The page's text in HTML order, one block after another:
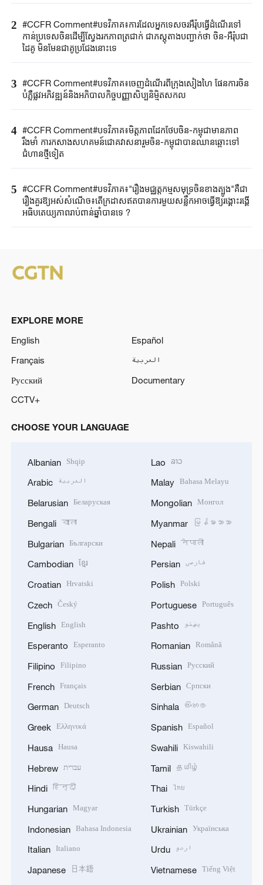
2 #CCFR ​Comment#បទវិភាគ​៖ការ​ដែល​​អ្នកទេសចរអឺរ៉ុប​ធ្វើដំណើរ​ទៅ
កាន់ប្រទេសចិន​ដើម្បីស្វែងរក​ភាពត្រជាក់​ ជាភស្តុតាង​បញ្ជាក់ថា​ ចិន-អឺរ៉ុប​ជា
ដៃគូ មិនមែនជា​គូប្រជែងនោះ​ទេ​
3 #CCFR ​Comment#បទវិភាគ​៖ចេញដំណើរ​ពី​ក្រុងសៀងហៃ ​ផែនការ​ចិន
បំភ្លឺផ្លូវ​អភិវឌ្ឍន៍​និង​​អភិ​បាលកិច្ច​បញ្ញាសិប្បនិម្មិត​សកល​
4 #CCFR ​Comment#បទវិភាគ​៖មិត្តភាព​ដែកថែបចិន-កម្ពុជា​មានភាព
រឹងមាំ ​ការកសាង​សហ​គម​ន៍​ជោគវាសនារួម​ចិន-កម្ពុជា​បានឈានឆ្ពោះ​ទៅ
ជំហានថ្មី​ទៀត​
5 #CCFR ​Comment#បទវិភាគ​៖​"រឿង​មជ្ឈត្តកម្ម​សមុទ្រ​ចិនខាង​ត្បូង"គឺ​ជា​
រឿង​គួរ​ឱ្យ​អស់​សំ​ណើ​ច​៖តើក្រដាស​ឥត​បាន​ការ​មួយសន្លឹក​អាច​ធ្វើ​ឱ្យ​រង្គោះ​រង្គើ
អធិបតេយ្យភាព​រាប់ពាន់ឆ្នាំ​បាន​ទេ ?
EXPLORE MORE
English
Español
Français
العربية
Русский
Documentary
CCTV+
CHOOSE YOUR LANGUAGE
Albanian Shqip
Arabic العربية
Belarusian Беларуская
Bengali বাংলা
Bulgarian Български
Cambodian ខ្មែរ
Croatian Hrvatski
Czech Český
English English
Esperanto Esperanto
Filipino Filipino
French Français
German Deutsch
Greek Ελληνικά
Hausa Hausa
Hebrew עברית
Hindi हिन्दी
Hungarian Magyar
Indonesian Bahasa Indonesia
Italian Italiano
Japanese 日本語
Lao ລາວ
Malay Bahasa Melayu
Mongolian Монгол
Myanmar မြန်မာဘာသာ
Nepali नेपाली
Persian فارسی
Polish Polski
Portuguese Português
Pashto پښتو
Romanian Română
Russian Русский
Serbian Српски
Sinhala සිංහල
Spanish Español
Swahili Kiswahili
Tamil தமிழ்
Thai ไทย
Turkish Türkçe
Ukrainian Українська
Urdu اردو
Vietnamese Tiếng Việt